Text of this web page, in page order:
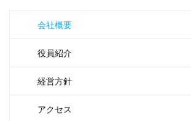
会社概要
役員紹介
経営方針
アクセス